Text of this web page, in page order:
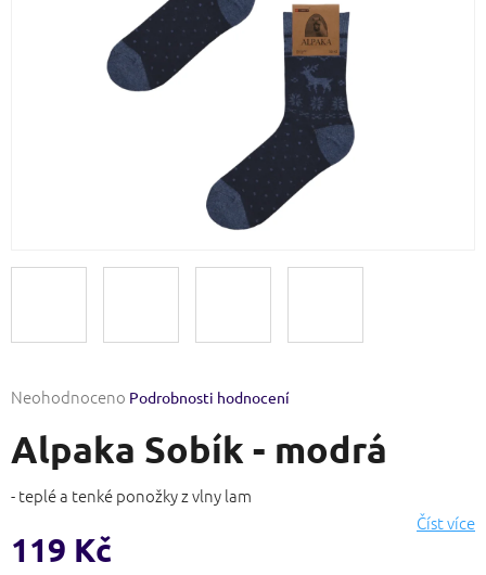
Průměrné
produktu
je
z
hvězdiček.
Neohodnoceno Podrobnosti hodnocení
Alpaka Sobík - modrá
- teplé a tenké ponožky z vlny lam
Číst více
119 Kč